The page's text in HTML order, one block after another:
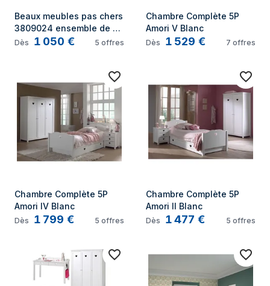
Beaux meubles pas chers
3809024 ensemble de
meuble de chambre à
Dès 1 050 € 5 offres
Chambre Complète 5P
Amori V Blanc
Dès 1 529 € 7 offres
Chambre Complète 5P
Amori IV Blanc
Dès 1 799 € 5 offres
Chambre Complète 5P
Amori II Blanc
Dès 1 477 € 5 offres